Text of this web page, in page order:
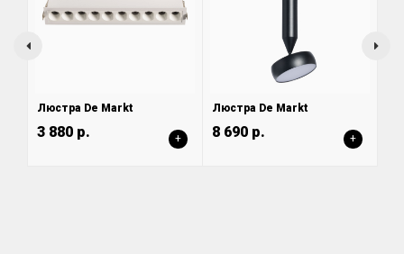
Люстра De Markt
3 880 р. +
Люстра De Markt
8 690 р. +